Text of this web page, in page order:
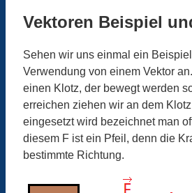
Vektoren Beispiel
Sehen wir uns einmal ein
Verwendung von einem Vektor
einen Klotz, der bewegt werden
erreichen ziehen wir an dem
eingesetzt wird bezeichnet man
diesem F ist ein Pfeil, denn die
bestimmte Richtung.